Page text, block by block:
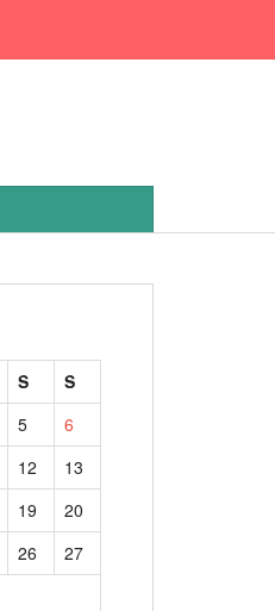
S
S
5
6
12
13
19
20
26
27